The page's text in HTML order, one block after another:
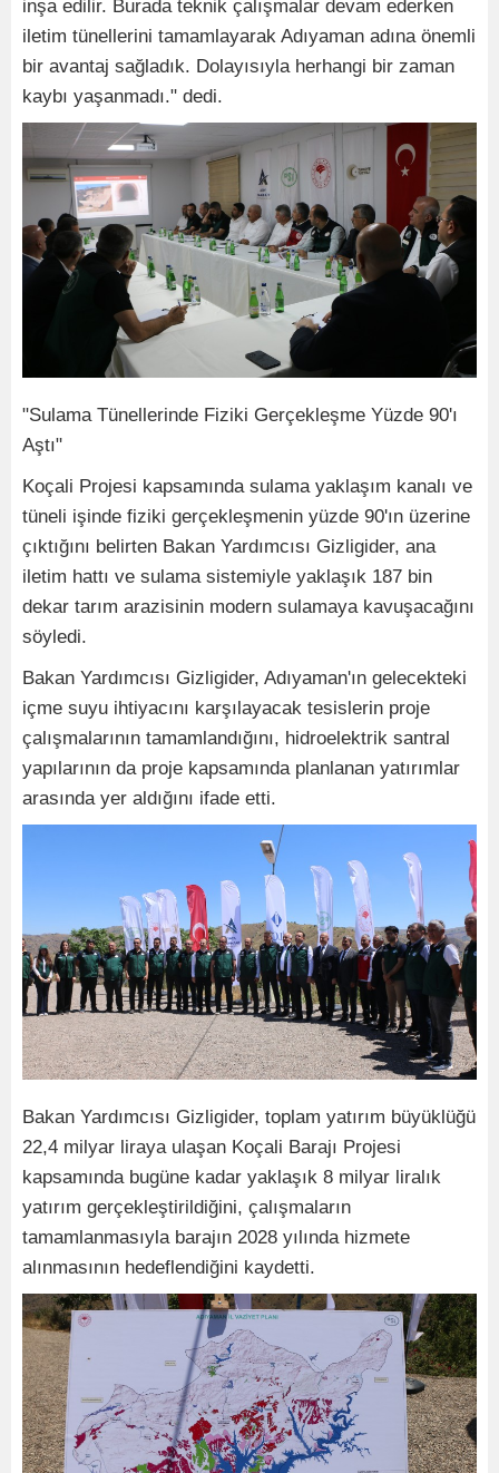
inşa edilir. Burada teknik çalışmalar devam ederken
iletim tünellerini tamamlayarak Adıyaman adına önemli
bir avantaj sağladık. Dolayısıyla herhangi bir zaman
kaybı yaşanmadı." dedi.
"Sulama Tünellerinde Fiziki Gerçekleşme Yüzde 90'ı
Aştı"
Koçali Projesi kapsamında sulama yaklaşım kanalı ve
tüneli işinde fiziki gerçekleşmenin yüzde 90'ın üzerine
çıktığını belirten Bakan Yardımcısı Gizligider, ana
iletim hattı ve sulama sistemiyle yaklaşık 187 bin
dekar tarım arazisinin modern sulamaya kavuşacağını
söyledi.
Bakan Yardımcısı Gizligider, Adıyaman'ın gelecekteki
içme suyu ihtiyacını karşılayacak tesislerin proje
çalışmalarının tamamlandığını, hidroelektrik santral
yapılarının da proje kapsamında planlanan yatırımlar
arasında yer aldığını ifade etti.
Bakan Yardımcısı Gizligider, toplam yatırım büyüklüğü
22,4 milyar liraya ulaşan Koçali Barajı Projesi
kapsamında bugüne kadar yaklaşık 8 milyar liralık
yatırım gerçekleştirildiğini, çalışmaların
tamamlanmasıyla barajın 2028 yılında hizmete
alınmasının hedeflendiğini kaydetti.